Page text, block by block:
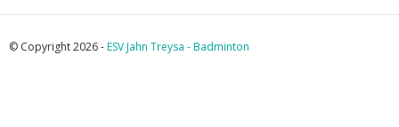
© Copyright 2026 -ESV Jahn Treysa - Badminton